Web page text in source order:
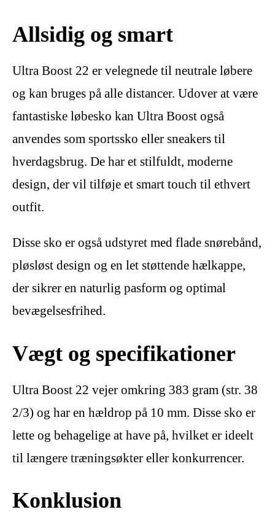
Allsidig og smart
Ultra Boost 22 er velegnede til neutrale løbere
og kan bruges på alle distancer. Udover at være
fantastiske løbesko kan Ultra Boost også
anvendes som sportssko eller sneakers til
hverdagsbrug. De har et stilfuldt, moderne
design, der vil tilføje et smart touch til ethvert
outfit.
Disse sko er også udstyret med flade snørebånd,
pløsløst design og en let støttende hælkappe,
der sikrer en naturlig pasform og optimal
bevægelsesfrihed.
Vægt og specifikationer
Ultra Boost 22 vejer omkring 383 gram (str. 38
2/3) og har en hældrop på 10 mm. Disse sko er
lette og behagelige at have på, hvilket er ideelt
til længere træningsøkter eller konkurrencer.
Konklusion